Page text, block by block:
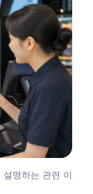
명하는 관련 이